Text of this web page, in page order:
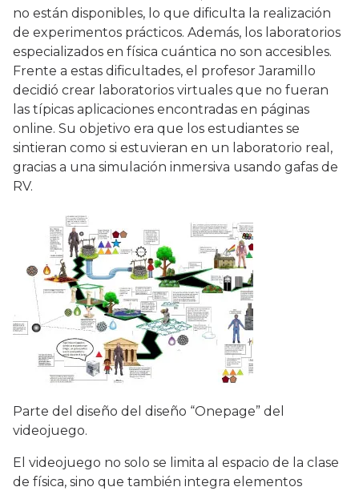
no están disponibles, lo que dificulta la realización
de experimentos prácticos. Además, los laboratorios
especializados en física cuántica no son accesibles.
Frente a estas dificultades, el profesor Jaramillo
decidió crear laboratorios virtuales que no fueran
las típicas aplicaciones encontradas en páginas
online. Su objetivo era que los estudiantes se
sintieran como si estuvieran en un laboratorio real,
gracias a una simulación inmersiva usando gafas de
RV.
Parte del diseño del diseño “Onepage” del
videojuego.
El videojuego no solo se limita al espacio de la clase
de física, sino que también integra elementos